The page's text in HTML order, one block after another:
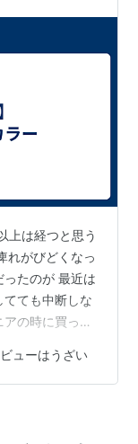
上は経つと思う
れがびどくなっ
たのが 最近は
ても中断しな
の時に買った
つかった6年前
たらいいけど。
るか迷う時は
ューはうざい